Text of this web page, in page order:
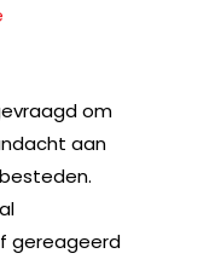
om
aan
gereageerd